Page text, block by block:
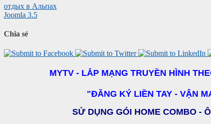
отдых в Альпах
Joomla 3.5
Chia sẻ
MYTV - LẮP MẠNG TRUYỀN HÌNH
"ĐĂNG KÝ LIỀN TAY - VẬN
SỬ DỤNG GÓI HOME COMBO -